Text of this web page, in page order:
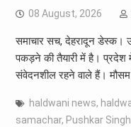
08 August, 2026
समाचार सच, देहरादून डेस्क।
पकड़ने की तैयारी में है। प्रदेश
संवेदनशील रहने वाले हैं।
haldwani news,
samachar, Pushkar